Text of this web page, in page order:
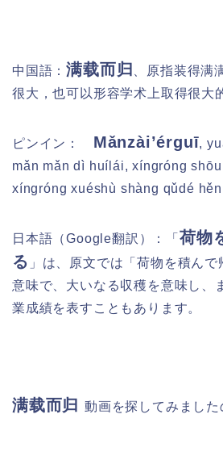
中国語：满载而归
、原指装得满
很大，也可以形容学术上取得很大
ピンイン： Mǎnzài’érguī,
mǎn mǎn dì huílái, xíngróng
xíngróng xuéshù shàng qǔdé
日本語（Google翻訳）： 「荷物
る 」は、原文では「荷物を積んで
意味で、大いなる収穫を意味し、
業成績を表すこともあります。
满载而归 動画を探してみました